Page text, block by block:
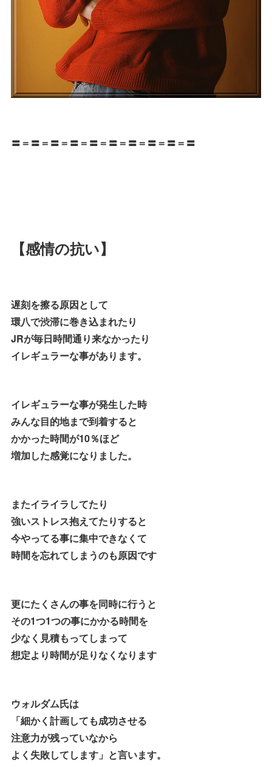
〓＝〓＝〓＝〓＝〓＝〓＝〓＝〓＝〓＝〓
【感情の抗い】
遅刻を擦る原因として
環八で渋滞に巻き込まれたり
JRが毎日時間通り来なかったり
イレギュラーな事があります。
イレギュラーな事が発生した時
みんな目的地まで到着すると
かかった時間が10％ほど
増加した感覚になりました。
またイライラしてたり
強いストレス抱えてたりすると
今やってる事に集中できなくて
時間を忘れてしまうのも原因です
更にたくさんの事を同時に行うと
その1つ1つの事にかかる時間を
少なく見積もってしまって
想定より時間が足りなくなります
ウォルダム氏は
「細かく計画しても成功させる
注意力が残っていなから
よく失敗してします」と言います。